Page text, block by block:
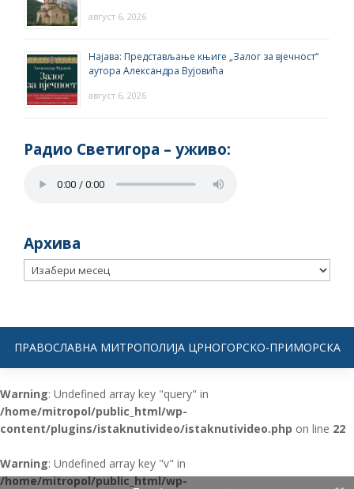
август 6, 2026
Најава: Представљање књиге „Залог за вјечност“
аутора Александра Вујовића
август 6, 2026
Радио Светигора – yживо:
Архива
Архива
ПРАВОСЛАВНА МИТРОПОЛИЈА ЦРНОГОРСКО-ПРИМОРСКА
Warning: Undefined array key "query" in
/home/mitropol/public_html/wp-
content/plugins/istaknutivideo/istaknutivideo.php on line 22
Warning: Undefined array key "v" in
/home/mitropol/public_html/wp-